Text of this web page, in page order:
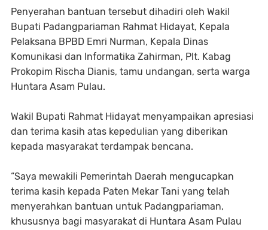
Penyerahan bantuan tersebut dihadiri oleh Wakil
Bupati Padangpariaman Rahmat Hidayat, Kepala
Pelaksana BPBD Emri Nurman, Kepala Dinas
Komunikasi dan Informatika Zahirman, Plt. Kabag
Prokopim Rischa Dianis, tamu undangan, serta warga
Huntara Asam Pulau.
Wakil Bupati Rahmat Hidayat menyampaikan apresiasi
dan terima kasih atas kepedulian yang diberikan
kepada masyarakat terdampak bencana.
“Saya mewakili Pemerintah Daerah mengucapkan
terima kasih kepada Paten Mekar Tani yang telah
menyerahkan bantuan untuk Padangpariaman,
khususnya bagi masyarakat di Huntara Asam Pulau